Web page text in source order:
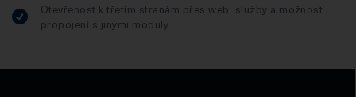
Otevřenost k třetím stranám přes web. služby a možnost
propojení s jinými moduly